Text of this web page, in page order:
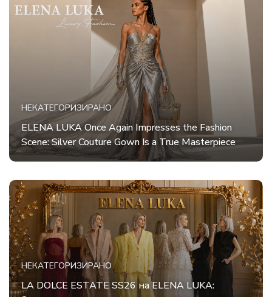
НЕКАТЕГОРИЗИРАНО
ELENA LUKA Once Again Impresses the Fashion
Scene: Silver Couture Gown Is a True Masterpiece
НЕКАТЕГОРИЗИРАНО
LA DOLCE ESTATE SS26 на ELENA LUKA: